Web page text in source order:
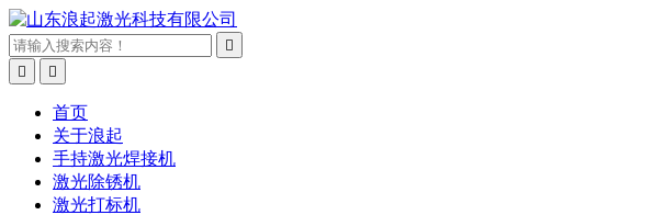



首页
关于浪起
手持激光焊接机
激光除锈机
激光打标机